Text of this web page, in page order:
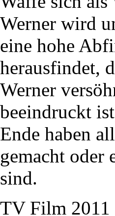
Werner wird
eine hohe
herausfindet,
Werner
beeindruckt
Ende haben
gemacht oder
sind.
TV Film 2011